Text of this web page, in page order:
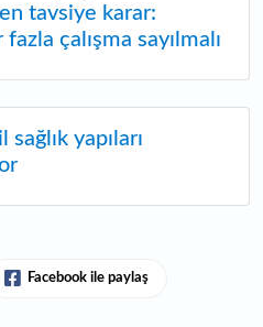
tavsiye karar:
çalışma sayılmalı
sağlık yapıları
Facebook ile paylaş